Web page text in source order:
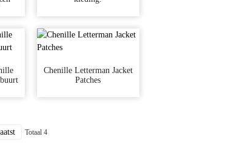
Chenille Letterman Jacket
Patches
Totaal 4